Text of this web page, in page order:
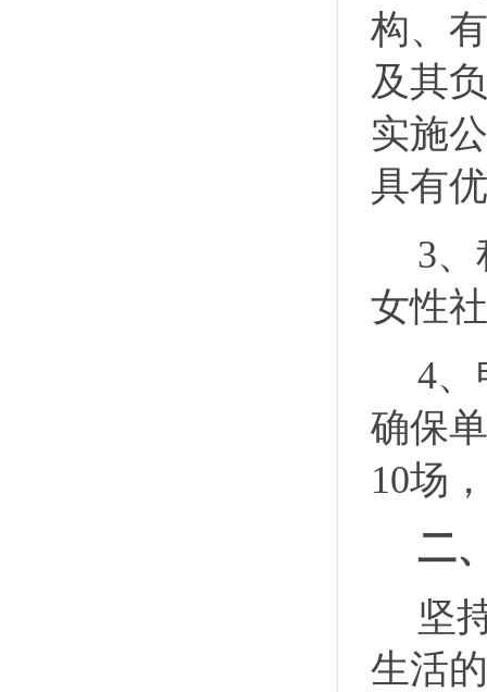
构、
及其
实施
具有
3
女性
4
确保
10场
二
坚
生活